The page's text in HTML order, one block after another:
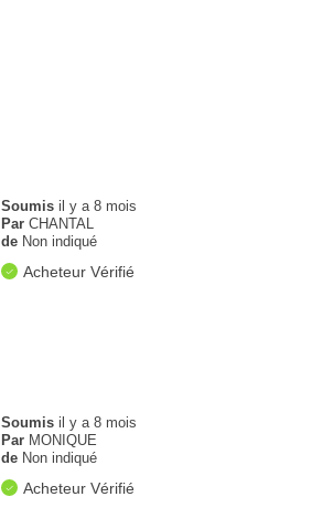
Soumisil y a 8 mois
Par CHANTAL
de Non indiqué
Acheteur Vérifié
Soumisil y a 8 mois
Par MONIQUE
de Non indiqué
Acheteur Vérifié